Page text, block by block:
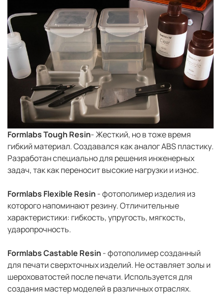
Formlabs Tough Resin- Жесткий, но в тоже время
гибкий материал. Создавался как аналог ABS пластику.
Разработан специально для решения инженерных
задач, так как переносит высокие нагрузки и износ.
Formlabs Flexible Resin - фотополимер изделия из
которого напоминают резину. Отличительные
характеристики: гибкость, упругость, мягкость,
ударопрочность.
Formlabs Castable Resin - фотополимер созданный
для печати сверхточных изделий. Не оставляет золы и
шероховатостей после печати. Используется для
создания мастер моделей в различных отраслях.